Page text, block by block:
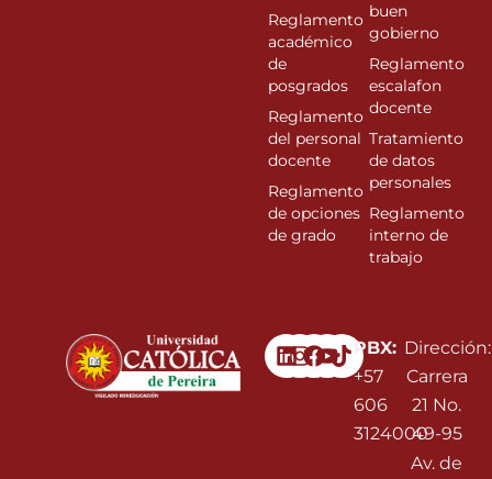
Linkedin
Instagram
Facebook
Youtube
PBX:
+57
606
3124000
Dirección:
Carrera
21 No.
49-95
Av. de
Reglamento
académico
de
posgrados
Reglamento
del personal
docente
Reglamento
de opciones
de grado
buen
gobierno
Reglamento
escalafon
docente
Tratamiento
de datos
personales
Reglamento
interno de
trabajo